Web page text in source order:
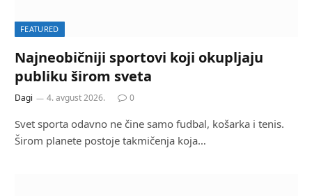
FEATURED
Najneobičniji sportovi koji okupljaju
publiku širom sveta
Dagi 4. avgust 2026. 0
Svet sporta odavno ne čine samo fudbal, košarka i tenis.
Širom planete postoje takmičenja koja…